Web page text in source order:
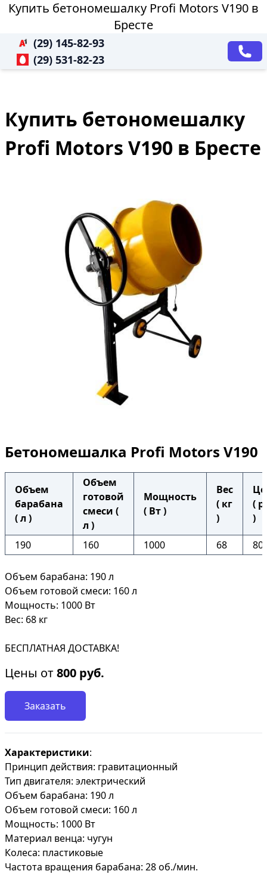
Купить бетономешалку Profi Motors V190 в
Бресте
(29) 145-82-93
(29) 531-82-23
Купить бетономешалку
Profi Motors V190 в Бресте
Бетономешалка Profi Motors V190
Объем
барабана
( л )
Объем
готовой
смеси (
л )
Мощность
( Вт )
Вес
( кг
)
(
)
190 160 1000 68
Объем барабана: 190 л
Объем готовой смеси: 160 л
Мощность: 1000 Вт
Вес: 68 кг
БЕСПЛАТНАЯ ДОСТАВКА!
Цены от800 руб.
Заказать
Характеристики:
Принцип действия: гравитационный
Тип двигателя: электрический
Объем барабана: 190 л
Объем готовой смеси: 160 л
Мощность: 1000 Вт
Материал венца: чугун
Колеса: пластиковые
Частота вращения барабана: 28 об./мин.